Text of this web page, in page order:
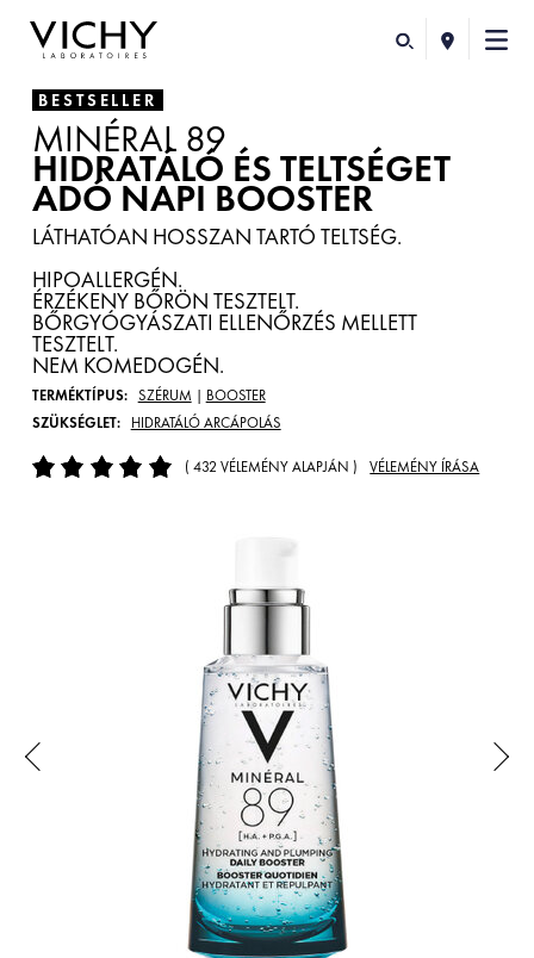
BESTSELLER
MINÉRAL 89
HIDRATÁLÓ ÉS TELTSÉGET
ADÓ NAPI BOOSTER
LÁTHATÓAN HOSSZAN TARTÓ TELTSÉG.
HIPOALLERGÉN.
ÉRZÉKENY BŐRÖN TESZTELT.
BŐRGYÓGYÁSZATI ELLENŐRZÉS MELLETT
TESZTELT.
NEM KOMEDOGÉN.
TERMÉKTÍPUS: SZÉRUM | BOOSTER
SZÜKSÉGLET:
HIDRATÁLÓ ARCÁPOLÁS
( 432 VÉLEMÉNY ALAPJÁN ) VÉLEMÉNY ÍRÁSA